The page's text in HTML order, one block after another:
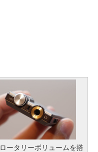
ータリーボリュームを搭